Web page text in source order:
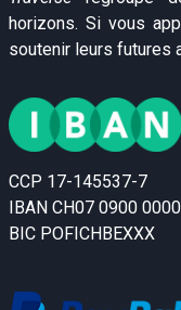
horizons. Si vous
soutenir leurs futures
CCP 17-145537-7
IBAN CH07 0900
BIC POFICHBEXXX